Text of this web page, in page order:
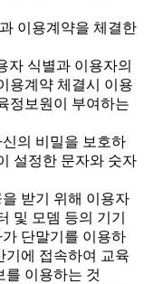
이용계약을 체결한
식별과 이용자의
용계약 체결시 이용
정보원이 부여하는
의 비밀을 보호하
설정한 문자와 숫자
받기 위해 이용자
및 모뎀 등의 기기
단말기를 이용하
기에 접속하여 교육
를 이용하는 것